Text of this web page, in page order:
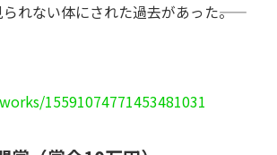
れない体にされた過去があった――。
15591074771453481031